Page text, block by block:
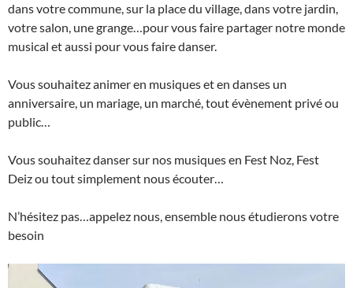
dans votre commune, sur la place du village, dans votre jardin,
votre salon, une grange…pour vous faire partager notre monde
musical et aussi pour vous faire danser.
Vous souhaitez animer en musiques et en danses un
anniversaire, un mariage, un marché, tout évènement privé ou
public…
Vous souhaitez danser sur nos musiques en Fest Noz, Fest
Deiz ou tout simplement nous écouter…
N’hésitez pas…appelez nous, ensemble nous étudierons votre
besoin